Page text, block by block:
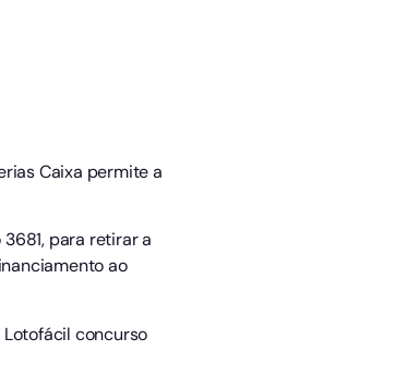
Caixa permite a
para retirar a
ao
Lotofácil concurso